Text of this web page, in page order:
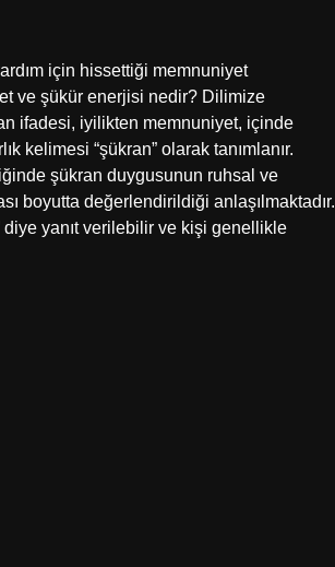
için hissettiği memnuniyet
ve şükür enerjisi nedir? Dilimize
ifadesi, iyilikten memnuniyet, içinde
kelimesi “şükran” olarak tanımlanır.
şükran duygusunun ruhsal ve
boyutta değerlendirildiği anlaşılmaktadır.
diye yanıt verilebilir ve kişi genellikle